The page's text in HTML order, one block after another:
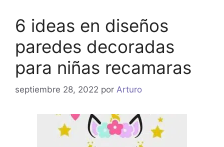
6 ideas en diseños
paredes decoradas
para niñas recamaras
septiembre 28, 2022 por Arturo